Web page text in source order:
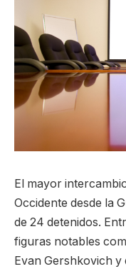
El mayor
Occidente desde la
de 24 detenidos.
figuras notables
Evan Gershkovich y